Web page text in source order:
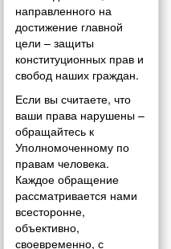
направленного на
достижение главной
цели – защиты
конституционных прав и
свобод наших граждан.
Если вы считаете, что
ваши права нарушены –
обращайтесь к
Уполномоченному по
правам человека.
Каждое обращение
рассматривается нами
всесторонне,
объективно,
своевременно, с